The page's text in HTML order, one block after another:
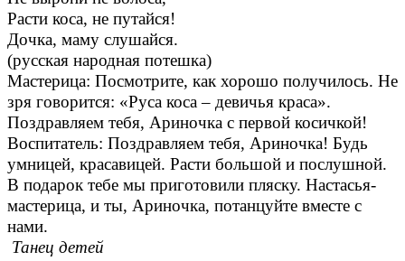
Расти коса, не путайся!
Дочка, маму слушайся.
(русская народная потешка)
Мастерица: Посмотрите, как хорошо получилось. Не
зря говорится: «Руса коса – девичья краса».
Поздравляем тебя, Ариночка с первой косичкой!
Воспитатель: Поздравляем тебя, Ариночка! Будь
умницей, красавицей. Расти большой и послушной.
В подарок тебе мы приготовили пляску. Настасья-
мастерица, и ты, Ариночка, потанцуйте вместе с
нами.
Танец детей